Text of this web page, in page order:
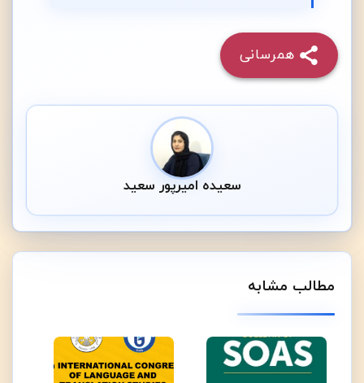
همرسانی
سعیده امیرپور سعید
مطالب مشابه